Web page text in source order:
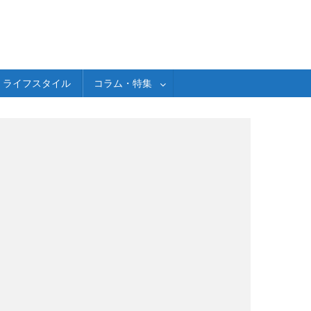
ライフスタイル コラム・特集